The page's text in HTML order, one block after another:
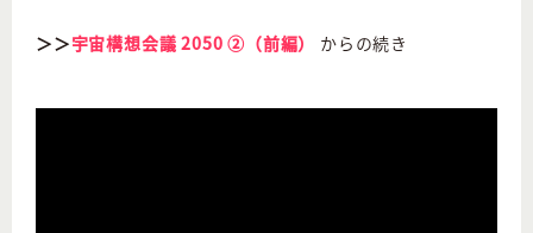
＞＞宇宙構想会議 2050 ②（前編） からの続き